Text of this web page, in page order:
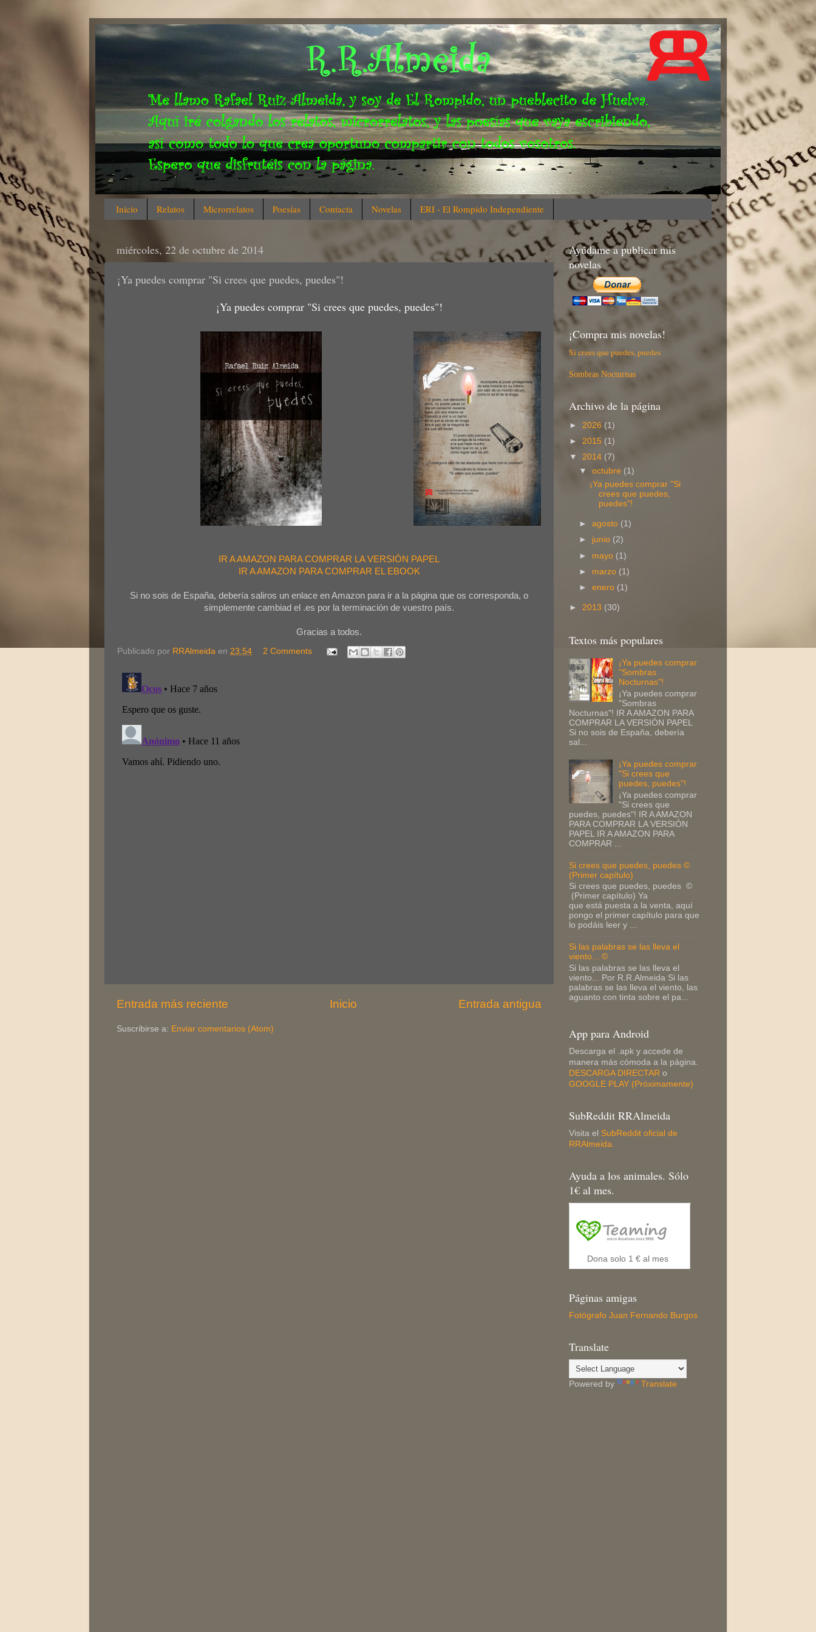
Inicio Relatos Microrrelatos Poesías Contacta Novelas ERI - El Rompido Independiente
miércoles, 22 de octubre de 2014
¡Ya puedes comprar "Si crees que puedes, puedes"!
¡Ya puedes comprar "Si crees que puedes, puedes"!
IR A AMAZON PARA COMPRAR LA VERSIÓN PAPEL
IR A AMAZON PARA COMPRAR EL EBOOK
Si no sois de España, debería saliros un enlace en Amazon para ir a la página que os corresponda, o
simplemente cambiad el .es por la terminación de vuestro país.
Gracias a todos.
Publicado por RRAlmeida en 23:54 2 Comments
Entrada más reciente Entrada antigua
Inicio
Suscribirse a: Enviar comentarios (Atom)
Ayúdame a publicar mis
novelas
¡Compra mis novelas!
Si crees que puedes, puedes
Sombras Nocturnas
Archivo de la página
► 2026 (1)
► 2015 (1)
▼ 2014 (7)
▼octubre (1)
¡Ya puedes comprar "Si
crees que puedes,
puedes"!
►agosto (1)
► junio (2)
► mayo (1)
► marzo (1)
►enero (1)
► 2013 (30)
Textos más populares
¡Ya puedes comprar
"Sombras
Nocturnas"!
¡Ya puedes comprar
"Sombras
Nocturnas"! IR A AMAZON PARA
COMPRAR LA VERSIÓN PAPEL
Si no sois de España, debería
sal...
¡Ya puedes comprar
"Si crees que
puedes, puedes"!
¡Ya puedes comprar
"Si crees que
puedes, puedes"! IR A AMAZON
PARA COMPRAR LA VERSIÓN
PAPEL IR A AMAZON PARA
COMPRAR ...
Si crees que puedes, puedes ©
(Primer capítulo)
Si crees que puedes, puedes ©
(Primer capítulo) Ya
que está puesta a la venta, aquí
pongo el primer capítulo para que
lo podáis leer y ...
Si las palabras se las lleva el
viento... ©
Si las palabras se las lleva el
viento... Por R.R.Almeida Si las
palabras se las lleva el viento, las
aguanto con tinta sobre el pa...
App para Android
Descarga el .apk y accede de
manera más cómoda a la página.
DESCARGA DIRECTAR o
GOOGLE PLAY (Próximamente)
SubReddit RRAlmeida
Visita el SubReddit oficial de
RRAlmeida.
Ayuda a los animales. Sólo
1€ al mes.
Páginas amigas
Fotógrafo Juan Fernando Burgos
Translate
Powered by Translate